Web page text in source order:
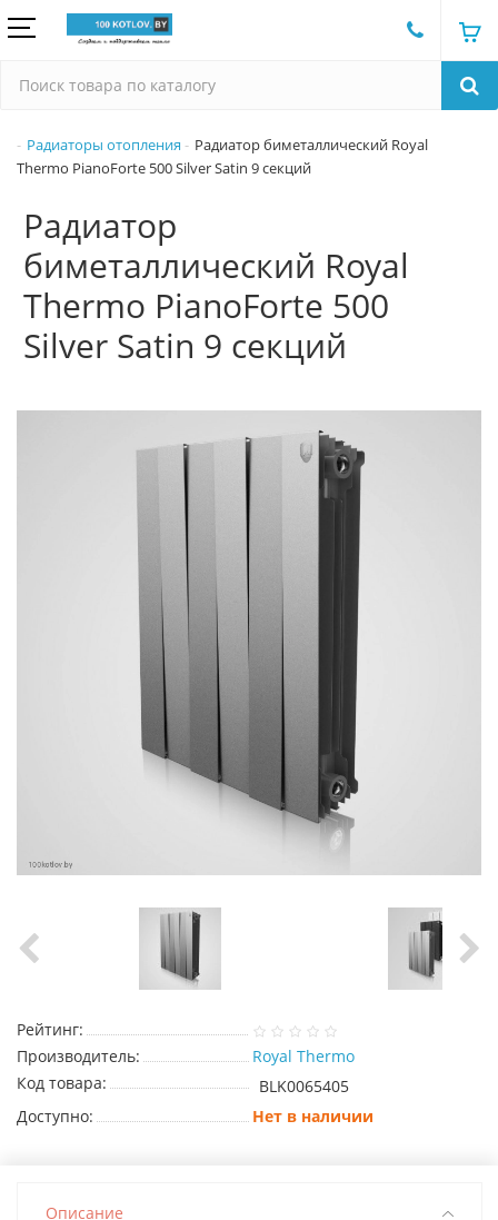
Радиаторы отопления
Радиатор биметаллический Royal
Thermo PianoForte 500 Silver Satin 9 секций
Радиатор
биметаллический Royal
Thermo PianoForte 500
Silver Satin 9 секций
Рейтинг:
Производитель:
Royal Thermo
Код товара:
BLK0065405
Доступно:
Нет в наличии
Описание